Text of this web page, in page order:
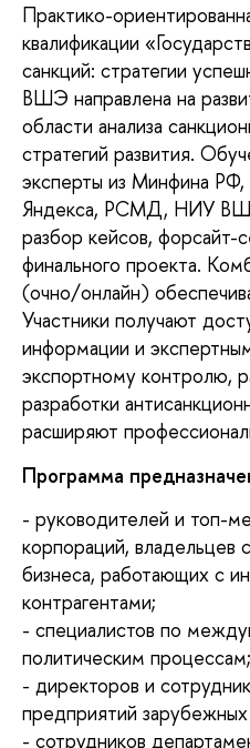
Практико-
квалификации
санкций: стратегии
ВШЭ направлена на
области анализа
стратегий развития.
эксперты из Минфина
Яндекса, РСМД, НИУ
разбор кейсов, форсайт-
финального проекта.
(очно/онлайн)
Участники получают
информации и
экспортному контролю,
разработки
расширяют
Программа
- руководителей и топ-
корпораций, владельцев
бизнеса, работающих с
контрагентами;
- специалистов по
политическим процессам;
- директоров и
предприятий
- сотрудников